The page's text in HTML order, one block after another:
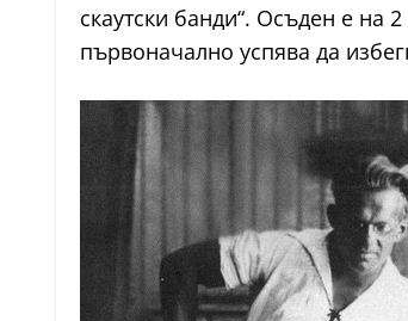
скаутски банди“. Осъден е на
първоначално успява да